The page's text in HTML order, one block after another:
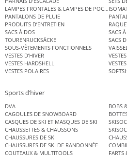
LAMPES FRONTALES & LAMPES DE POCHE
PANTALONS DE PLUIE
PRODUITS D’ENTRETIEN
SACS À DOS
SACS
TOURENRUCKSÄCKE
SACS
SOUS-VÊTEMENTS FONCTIONNELS
VESTES D’HIVER
VESTES HARDSHELL
VESTES POLAIRES
Sports d’hiver
DVA
BOBS
CAGOULES DE SNOWBOARD
CASQUES DE SKI ET MASQUES DE SKI
CHAUSSETTES & CHAUSSONS
CHAUSSURES DE SKI
CHAUSSURES DE SKI DE RANDONNÉE
COUTEAUX & MULTITOOLS
FARTS